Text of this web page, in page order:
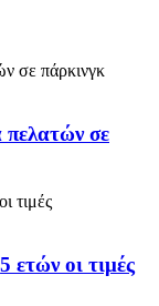
πελατών σε
ετών οι τιμές